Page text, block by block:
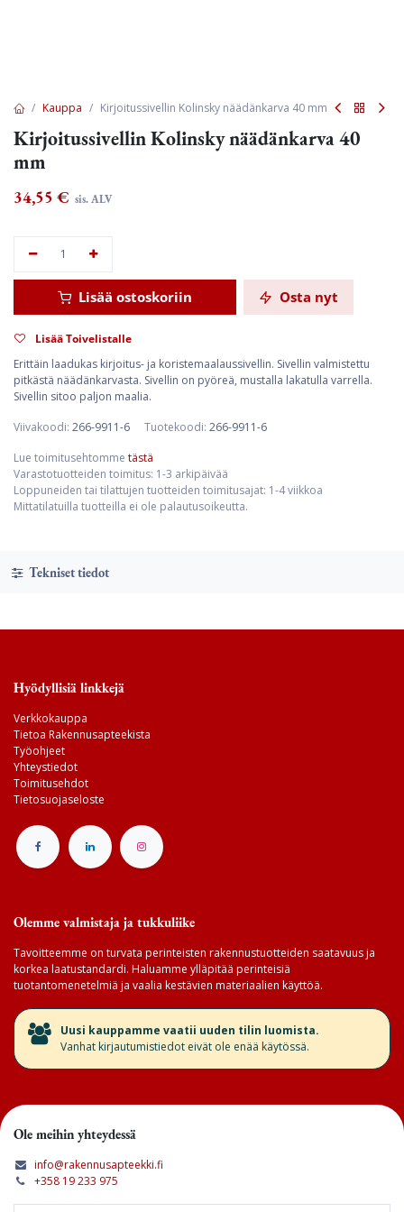
Kauppa Kirjoitussivellin Kolinsky näädänkarva 40 mm
Kirjoitussivellin Kolinsky näädänkarva 40
mm
34,55 € sis. ALV
Lisää ostoskoriin Osta nyt
Lisää Toivelistalle
Erittäin laadukas kirjoitus- ja koristemaalaussivellin. Sivellin valmistettu
pitkästä näädänkarvasta. Sivellin on pyöreä, mustalla lakatulla varrella.
Sivellin sitoo paljon maalia.
Viivakoodi: 266-9911-6 Tuotekoodi: 266-9911-6
Lue toimitusehtomme tästä
Varastotuotteiden toimitus: 1-3 arkipäivää
Loppuneiden tai tilattujen tuotteiden toimitusajat: 1-4 viikkoa
Mittatilatuilla tuotteilla ei ole palautusoikeutta.
Tekniset tiedot
Hyödyllisiä linkkejä
Verkkokauppa
Tietoa Rakennusapteekista
Työohjeet
Yhteystiedot
Toimitusehdot
Tietosuojaseloste
Olemme valmistaja ja tukkuliike
Tavoitteemme on turvata perinteisten rakennustuotteiden saatavuus ja
korkea laatustandardi. Haluamme ylläpitää perinteisiä
tuotantomenetelmiä ja vaalia kestävien materiaalien käyttöä.
​Uusi kauppamme vaatii uuden tilin luomista.
Vanhat kirjautumistiedot eivät ole enää käytössä.
Ole meihin yhteydessä
info@rakennusapteekki.fi
+358 19 233 975